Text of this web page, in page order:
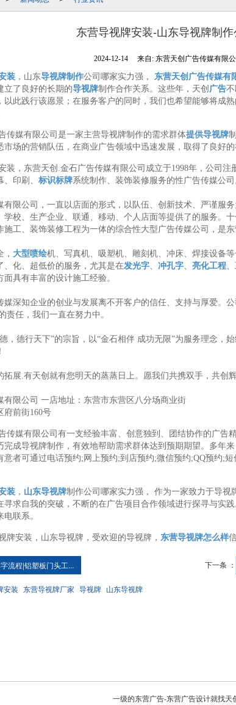
东营导视牌安装-山东导视牌制
2024-12-14 来自: 东营天创广告传媒有限公
装 ，山东导视牌制作公司哪家实力强， 东营天创广告传媒有
立了良好的长期的导视牌制作合作关系。这些年，天创 广告
以此践行该愿景；在服务客户的同时，我们也希望能够将成
传媒有限公司是一家主营导视牌制作的需求群体提供导视牌
市场的营销队伍，在商业广告领域中迅速发展，取得了良好的
装，东营天创.金石广告传媒有限公司成立于1998年，公司
、印刷、 标识标牌系统制作、装饰装修服务的性广告传媒公司
有限公司，一直以店面的形式，以队伍、创新技术、严谨服
学校、生产企业、联通、移动、个人店面等提供了的服务。
施工、装饰装修工程为一体的综合性大型广告传媒公司，是
大型喷绘机、写真机、吸塑机、雕刻机、冲床、焊接设备
、化、超低价的服务，尤其是在发光字、 冲孔字、 亮化工程
面具有丰富的设计施工经验。
媒深知企业的创业与发展离不开客户的信任、支持与厚爱。
责任，我们一直在努力中。
，德行天下”的宗旨，以“金石相伴 成功无限”为服务理念，
拓展.有天创就有您明天的蒸蒸日上。愿我们共携双手，共创
有限公司 一店地址：东营市东营区八分场商业街
府前街160号
传媒有限公司有一支经验丰富、创意独到、团结协作的广告
完成导视牌制作，有效地帮助需求群体达到预期期望。多年
意者可通过电话预约;网上预约;到店预约;微信预约;QQ预约;
装 ， 山东导视牌制作公司哪家实力强， 作为一家致力于导
寻求自我的突破，不断的在广告项目合作领域进行探寻与实
联系。
牌安装，山东导视牌，受欢迎的导视牌， 东营导视牌怎么样
流程|铝塑板门头工... 下一条 ：
安装 东营导视牌厂家 导视牌 山东导视牌
一级的东营广告-东营广告设计就找天